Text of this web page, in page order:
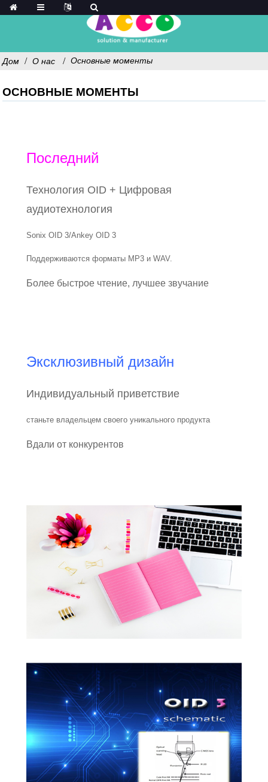
Дом О нас Основные моменты
ОСНОВНЫЕ МОМЕНТЫ
Последний
Технология OID + Цифровая
аудиотехнология
Sonix OID 3/Ankey OID 3
Поддерживаются форматы MP3 и WAV.
Более быстрое чтение, лучшее звучание
Эксклюзивный дизайн
Индивидуальный приветствие
станьте владельцем своего уникального продукта
Вдали от конкурентов